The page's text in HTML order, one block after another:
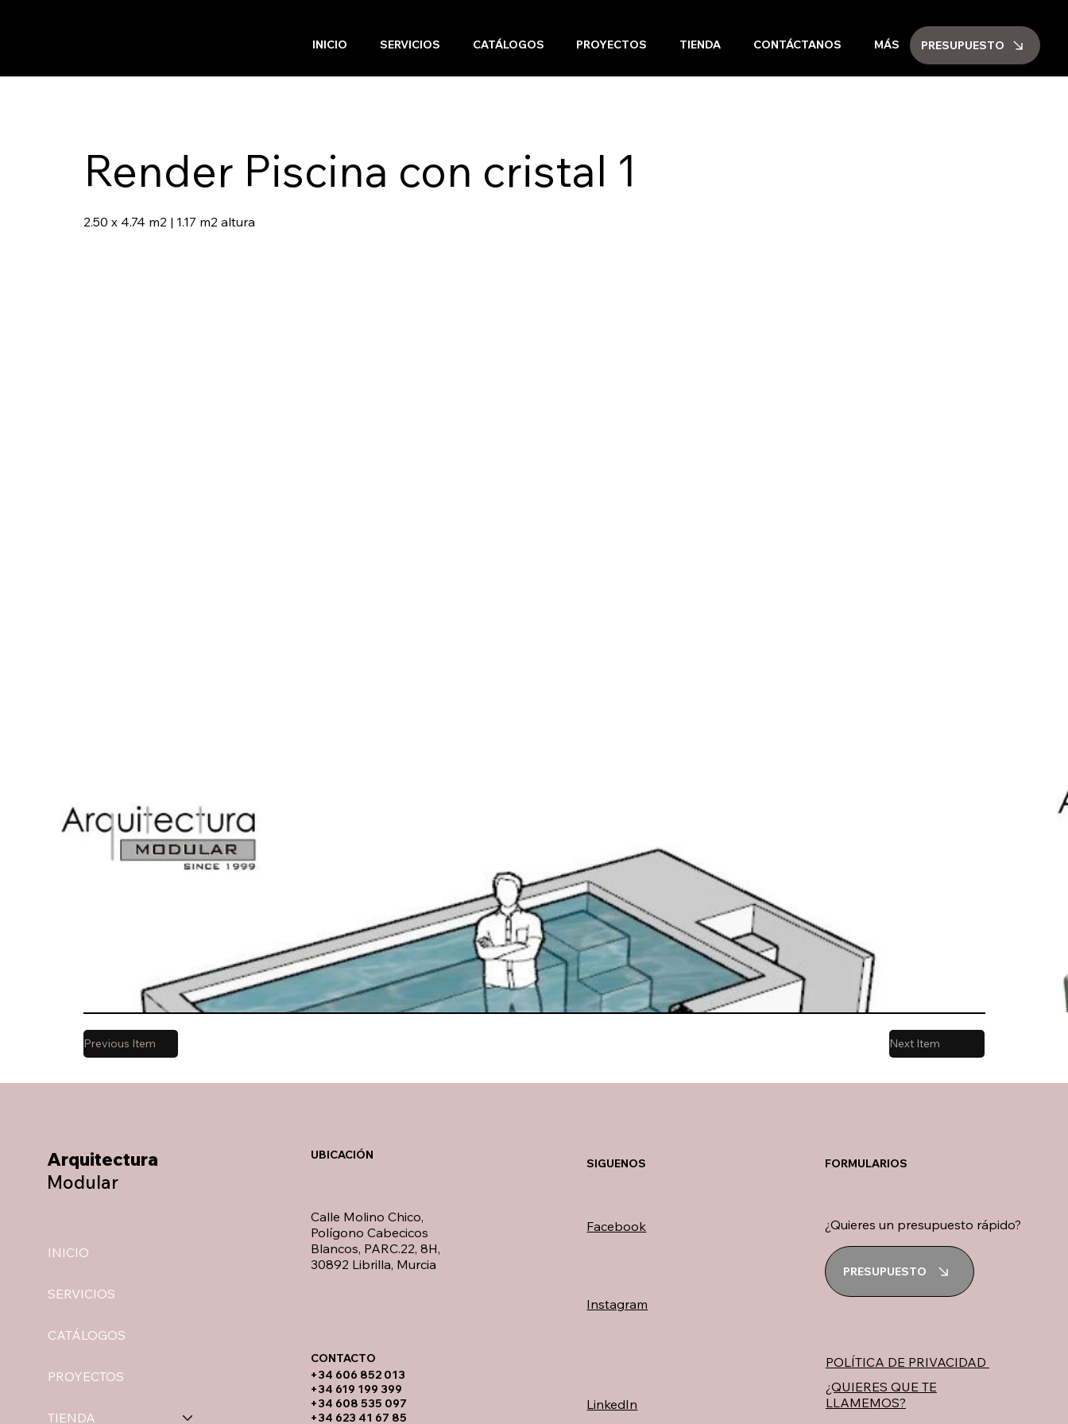
INICIO SERVICIOS CATÁLOGOS PROYECTOS TIENDA CONTÁCTANOS MÁS PRESUPUESTO
Render Piscina con cristal 1
2.50 x 4.74 m2 | 1.17 m2 altura
Previous Item Next Item
INICIO
SERVICIOS
CATÁLOGOS
PROYECTOS
TIENDA
Arquitectura
Modular
​+34 606 852 013
+34 619 199 399
​+34 608 535 097
+34 623 41 67 85
Calle Molino Chico,
Polígono Cabecicos
Blancos, PARC.22, 8H,
30892 Librilla, Murcia
UBICACIÓN
CONTACTO​
SIGUENOS
Facebook
Instagram
LinkedIn
FORMULARIOS
¿Quieres un presupuesto rápido?
PRESUPUESTO
POLÍTICA DE PRIVACIDAD
¿QUIERES QUE TE
LLAMEMOS?